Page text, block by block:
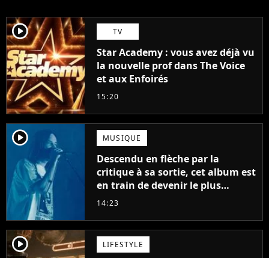
player2 TV
Star Academy : vous avez déjà vu
la nouvelle prof dans The Voice
et aux Enfoirés
15:20
player2 MUSIQUE
Descendu en flèche par la
critique à sa sortie, cet album est
en train de devenir le plus
populaire de son auteur
14:23
player2 LIFESTYLE